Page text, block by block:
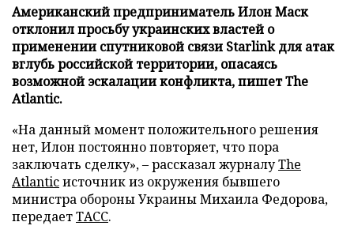
Американский предприниматель Илон Маск
отклонил просьбу украинских властей о
применении спутниковой связи Starlink для атак
вглубь российской территории, опасаясь
возможной эскалации конфликта, пишет The
Atlantic.
«На данный момент положительного решения
нет, Илон постоянно повторяет, что пора
заключать сделку», – рассказал журналуThe
Atlanticисточник из окружения бывшего
министра обороны Украины Михаила Федорова,
передаетТАСС.